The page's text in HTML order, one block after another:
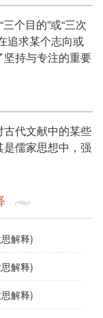
个目的”或“三次
追求某个志向或
持与专注的重要
代文献中的某些
儒家思想中，强
”的理念。
的追求和为之奋
，如“无论遇到
解释)
解释)
解释)